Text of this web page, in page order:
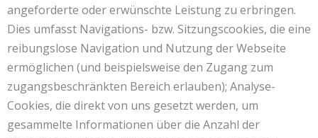
angeforderte oder erwünschte Leistung zu erbringen.
Dies umfasst Navigations- bzw. Sitzungscookies, die eine
reibungslose Navigation und Nutzung der Webseite
ermöglichen (und beispielsweise den Zugang zum
zugangsbeschränkten Bereich erlauben); Analyse-
Cookies, die direkt von uns gesetzt werden, um
gesammelte Informationen über die Anzahl der